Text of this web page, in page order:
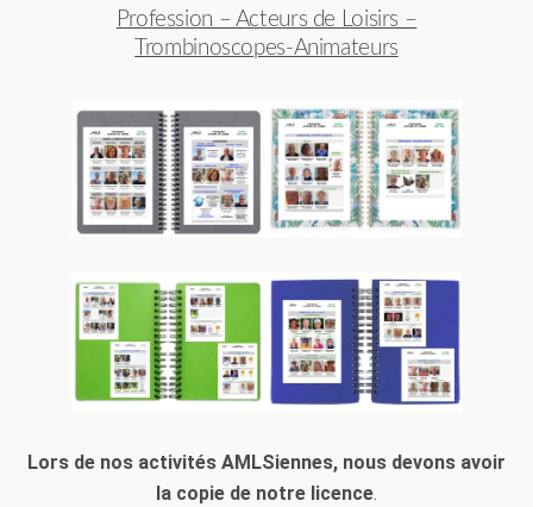
Profession – Acteurs de Loisirs –
Trombinoscopes-Animateurs
Lors de nos activités AMLSiennes, nous devons avoir
la copie de notre licence.